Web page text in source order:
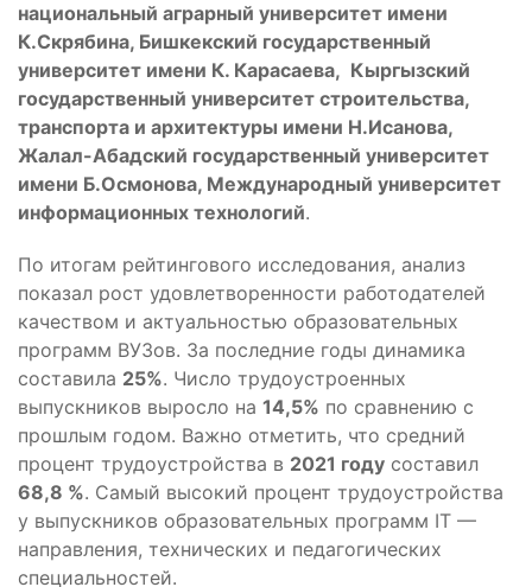
национальный аграрный университет имени
К.Скрябина, Бишкекский государственный
университет имени К. Карасаева, Кыргызский
государственный университет строительства,
транспорта и архитектуры имени Н.Исанова,
Жалал-Абадский государственный университет
имени Б.Осмонова, Международный университет
информационных технологий.
По итогам рейтингового исследования, анализ
показал рост удовлетворенности работодателей
качеством и актуальностью образовательных
программ ВУЗов. За последние годы динамика
составила 25%. Число трудоустроенных
выпускников выросло на 14,5% по сравнению с
прошлым годом. Важно отметить, что средний
процент трудоустройства в 2021 году составил
68,8 %. Самый высокий процент трудоустройства
у выпускников образовательных программ IT —
направления, технических и педагогических
специальностей.